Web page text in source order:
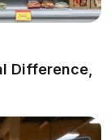
Difference,